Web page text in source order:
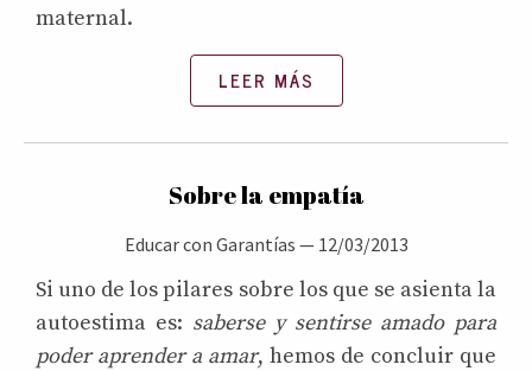
maternal.
LEER MÁS
Sobre la empatía
Educar con Garantías — 12/03/2013
Si uno de los pilares sobre los que se asienta la
autoestima es: saberse y sentirse amado para
poder aprender a amar, hemos de concluir que